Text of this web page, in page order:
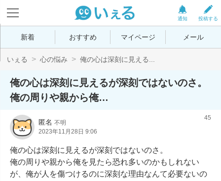
投稿する
通知
新着 おすすめ マイページ メール
いぇる 心の悩み 俺の心は深刻に見える...
俺の心は深刻に見えるが深刻ではないのさ。
俺の周りや親から俺…
匿名 不明
2023年11月28日 9:06
45
俺の心は深刻に見えるが深刻ではないのさ。
俺の周りや親から俺を見たら恐れ多いのかもしれない
が、俺が人を傷つけるのに深刻な理由なんて必要ないの